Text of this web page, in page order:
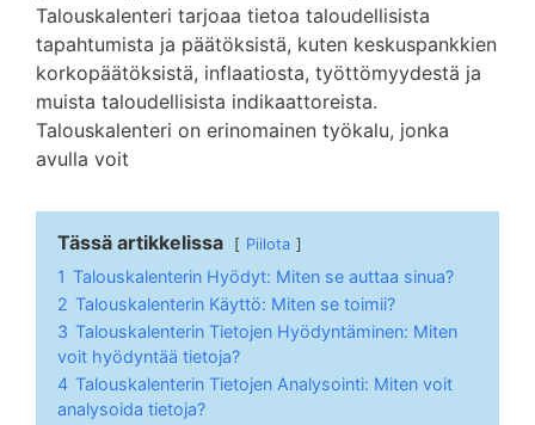
Talouskalenteri tarjoaa tietoa taloudellisista
tapahtumista ja päätöksistä, kuten keskuspankkien
korkopäätöksistä, inflaatiosta, työttömyydestä ja
muista taloudellisista indikaattoreista.
Talouskalenteri on erinomainen työkalu, jonka
avulla voit
Tässä artikkelissa Piilota
1 Talouskalenterin Hyödyt: Miten se auttaa sinua?
2 Talouskalenterin Käyttö: Miten se toimii?
3 Talouskalenterin Tietojen Hyödyntäminen: Miten
voit hyödyntää tietoja?
4 Talouskalenterin Tietojen Analysointi: Miten voit
analysoida tietoja?